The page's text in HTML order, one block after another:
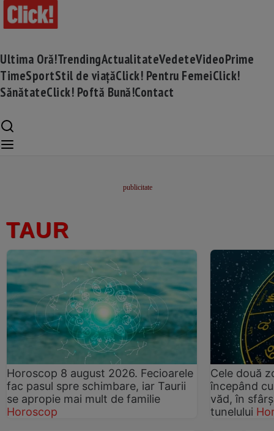
Ultima Oră!TrendingActualitateVedeteVideoPrime
TimeSportStil de viațăClick! Pentru FemeiClick!
SănătateClick! Poftă Bună!Contact
TAUR
Horoscop 8 august 2026. Fecioarele
fac pasul spre schimbare, iar Taurii
se apropie mai mult de familie
Horoscop
Cele două
începând
văd, în
tunelului